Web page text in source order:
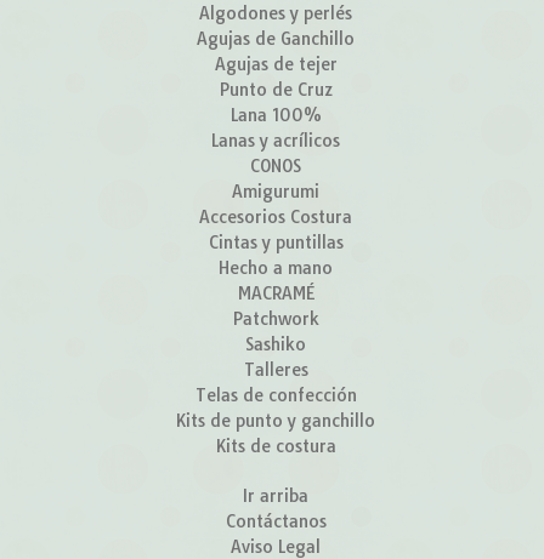
Algodones y perlés
Agujas de Ganchillo
Agujas de tejer
Punto de Cruz
Lana 100%
Lanas y acrílicos
CONOS
Amigurumi
Accesorios Costura
Cintas y puntillas
Hecho a mano
MACRAMÉ
Patchwork
Sashiko
Talleres
Telas de confección
Kits de punto y ganchillo
Kits de costura
Ir arriba
Contáctanos
Aviso Legal